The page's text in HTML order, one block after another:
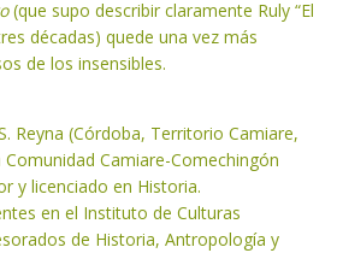
(que supo describir claramente Ruly “El
décadas) quede una vez más
de los insensibles.
Reyna (Córdoba, Territorio Camiare,
Camiare-Comechingón
y licenciado en Historia.
en el Instituto de Culturas
de Historia, Antropología y